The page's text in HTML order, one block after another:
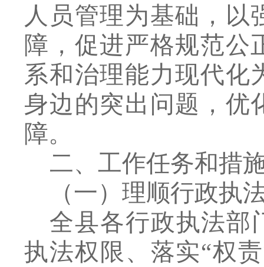
人员管理为基础，以
障，促进严格规范公
系和治理能力现代化
身边的突出问题，优
障。
二、工作任务和措
（一）理顺行政执
全县各行政执法部
执法权限、落实“权